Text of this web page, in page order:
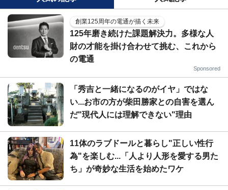
創業125周年の電通が描く未来
125年磨き続けた課題解決力。多様な人
財の才能を掛け合わせて挑む、これから
の電通
Sponsored
「秀吉と一緒になるのがイヤ」ではな
い...お市の方が柴田勝家との自害を選ん
だ"現代人には理解できない"理由
11体のラブドールと暮らし"正しい性行
為"を楽しむ...「人より人形を愛する男た
ち」が奇妙な生活を始めたワケ